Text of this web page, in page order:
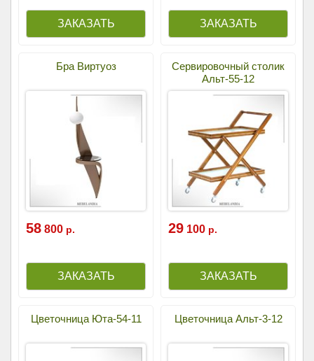
Бра Виртуоз
58 800 р.
Сервировочный столик
Альт-55-12
29 100 р.
Цветочница Юта-54-11 Цветочница Альт-3-12